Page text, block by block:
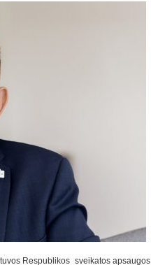
Respublikos sveikatos apsaugos